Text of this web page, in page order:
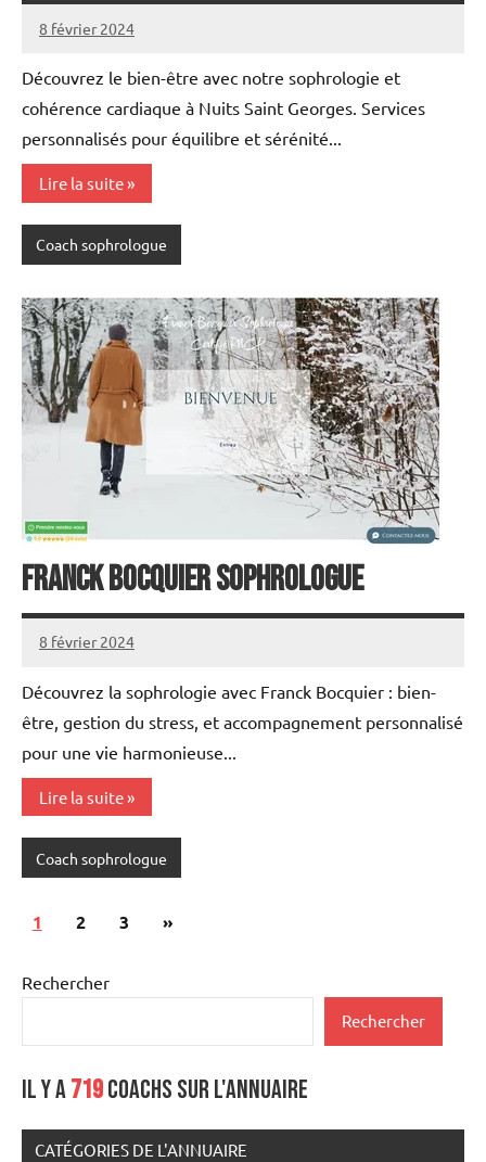
8 février 2024
annuairecoaching
Découvrez le bien-être avec notre sophrologie et
cohérence cardiaque à Nuits Saint Georges. Services
personnalisés pour équilibre et sérénité...
Lire la suite
Coach sophrologue
Franck BOCQUIER Sophrologue
8 février 2024
annuairecoaching
Découvrez la sophrologie avec Franck Bocquier : bien-
être, gestion du stress, et accompagnement personnalisé
pour une vie harmonieuse...
Lire la suite
Coach sophrologue
Pagination
publications
1 2 3
Articles
»
Rechercher
Rechercher
Il y a719coachs sur l'annuaire
CATÉGORIES DE L'ANNUAIRE